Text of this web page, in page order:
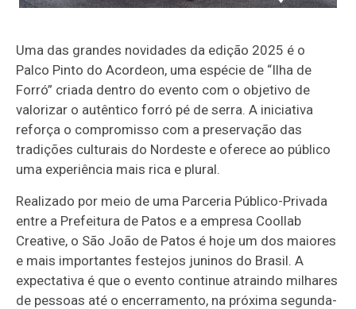
Uma das grandes novidades da edição 2025 é o
Palco Pinto do Acordeon, uma espécie de “Ilha de
Forró” criada dentro do evento com o objetivo de
valorizar o autêntico forró pé de serra. A iniciativa
reforça o compromisso com a preservação das
tradições culturais do Nordeste e oferece ao público
uma experiência mais rica e plural.
Realizado por meio de uma Parceria Público-Privada
entre a Prefeitura de Patos e a empresa Coollab
Creative, o São João de Patos é hoje um dos maiores
e mais importantes festejos juninos do Brasil. A
expectativa é que o evento continue atraindo milhares
de pessoas até o encerramento, na próxima segunda-